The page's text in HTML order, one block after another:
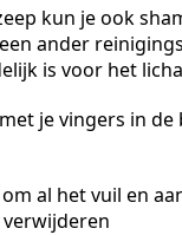
kun je ook
ander
is voor het
je vingers in
al het vuil en